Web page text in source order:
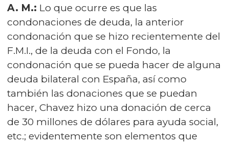
A. M.: Lo que ocurre es que las
condonaciones de deuda, la anterior
condonación que se hizo recientemente del
F.M.I., de la deuda con el Fondo, la
condonación que se pueda hacer de alguna
deuda bilateral con España, así como
también las donaciones que se puedan
hacer, Chavez hizo una donación de cerca
de 30 millones de dólares para ayuda social,
etc.; evidentemente son elementos que